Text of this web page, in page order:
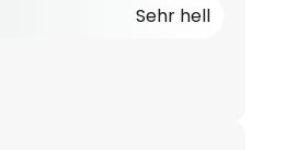
Sehr hell